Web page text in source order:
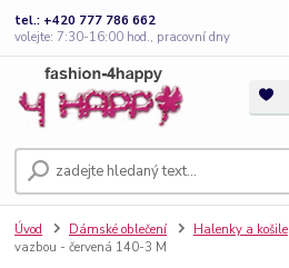
tel.: +420 777 786 662
volejte: 7:30-16:00 hod., pracovní dny
Úvod Dámské oblečení Halenky a košile
vazbou - červená 140-3 M